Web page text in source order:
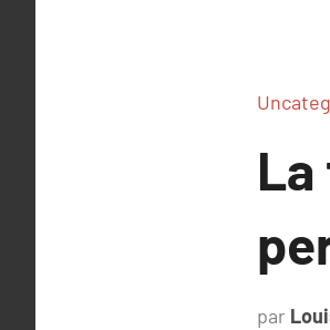
par